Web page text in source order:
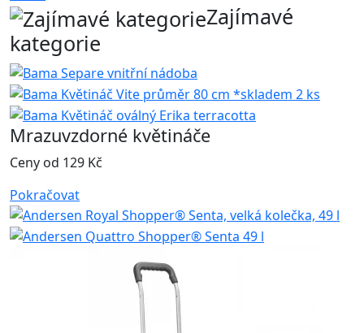
Zajímavé
kategorie
Mrazuvzdorné květináče
Ceny od 129 Kč
Pokračovat